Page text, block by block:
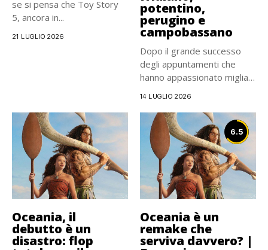
se si pensa che Toy Story
5, ancora in...
21 LUGLIO 2026
potentino,
perugino e
campobassano
Dopo il grande successo
degli appuntamenti che
hanno appassionato migliaia
14 LUGLIO 2026
Oceania, il
debutto è un
disastro: flop
6.5
Oceania è un
remake che
serviva davvero? |